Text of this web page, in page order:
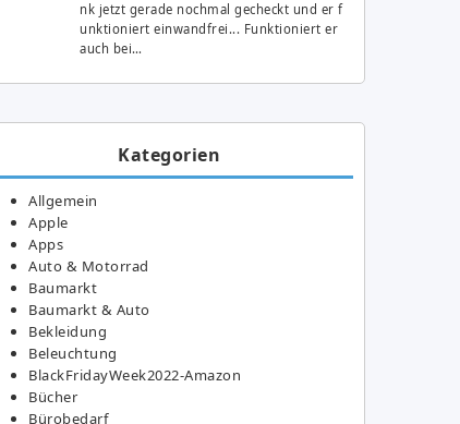
nk jetzt gerade nochmal gecheckt und er f
unktioniert einwandfrei... Funktioniert er
auch bei…
Kategorien
Allgemein
Apple
Apps
Auto & Motorrad
Baumarkt
Baumarkt & Auto
Bekleidung
Beleuchtung
BlackFridayWeek2022-Amazon
Bücher
Bürobedarf